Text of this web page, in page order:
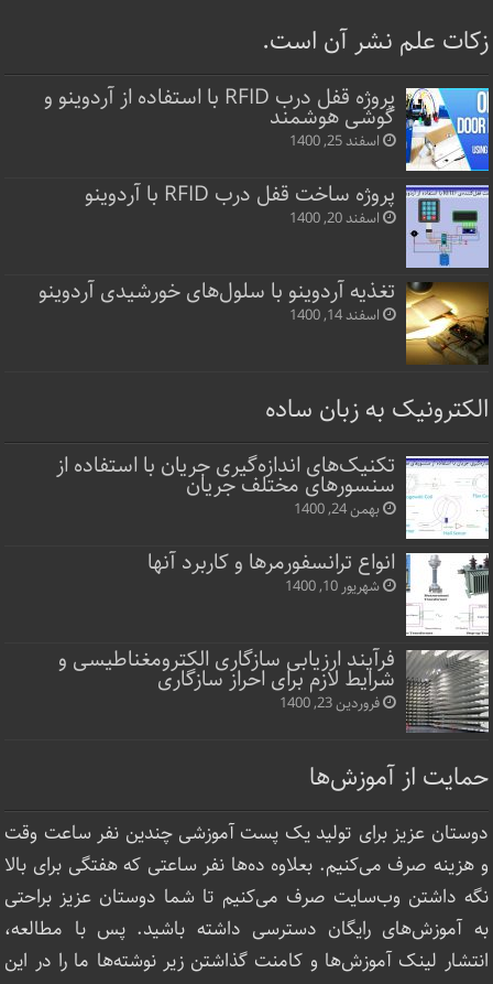
زکات علم نشر آن است.
پروژه قفل‌ درب RFID با استفاده از آردوینو و
گوشی هوشمند
اسفند 25, 1400
پروژه ساخت قفل‌ درب RFID با آردوینو
اسفند 20, 1400
تغذیه آردوینو با سلول‌های خورشیدی آردوینو
اسفند 14, 1400
الکترونیک به زبان ساده
تکنیک‌های اندازه‌گیری جریان با استفاده از
سنسورهای مختلف جریان
بهمن 24, 1400
انواع ترانسفورمرها و کاربرد آنها
شهریور 10, 1400
فرآیند ارزیابی سازگاری الکترومغناطیسی و
شرایط لازم برای احراز سازگاری
فروردین 23, 1400
حمایت از آموزش‌ها
دوستان عزیز برای تولید یک پست آموزشی چندین نفر ساعت‌ وقت
و هزینه صرف می‌کنیم. بعلاوه ده‌ها نفر ساعتی که هفتگی برای بالا
نگه داشتن وب‌سایت صرف ‌می‌کنیم تا شما دوستان عزیز براحتی
به آموزش‌های رایگان دسترسی داشته باشید. پس با مطالعه،
انتشار لینک‌ آموزش‌ها و کامنت گذاشتن زیر نوشته‌‌ها ما را در این